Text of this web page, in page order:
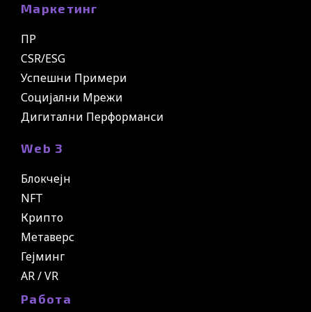
Маркетинг
ПР
CSR/ESG
Успешни Примери
Социјални Мрежи
Дигитални Перформанси
Web 3
Блокчејн
NFT
Крипто
Метаверс
Гејминг
AR / VR
Работа